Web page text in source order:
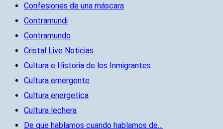
Confesiones de una máscara
Contramundi
Contramundo
Cristal Live Noticias
Cultura e Historia de los Inmigrantes
Cultura emergente
Cultura energetica
Cultura lechera
De que hablamos cuando hablamos de…